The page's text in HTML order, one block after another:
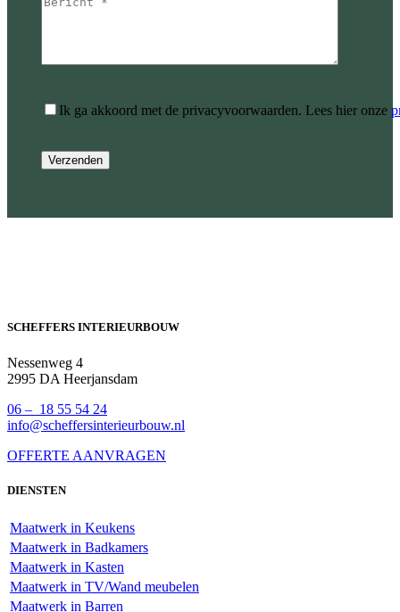
Ik ga akkoord met de privacyvoorwaarden. Lees hier onze
SCHEFFERS INTERIEURBOUW
Nessenweg 4
2995 DA Heerjansdam
06 – 18 55 54 24
info@scheffersinterieurbouw.nl
OFFERTE AANVRAGEN
DIENSTEN
Maatwerk in Keukens
Maatwerk in Badkamers
Maatwerk in Kasten
Maatwerk in TV/Wand meubelen
Maatwerk in Barren